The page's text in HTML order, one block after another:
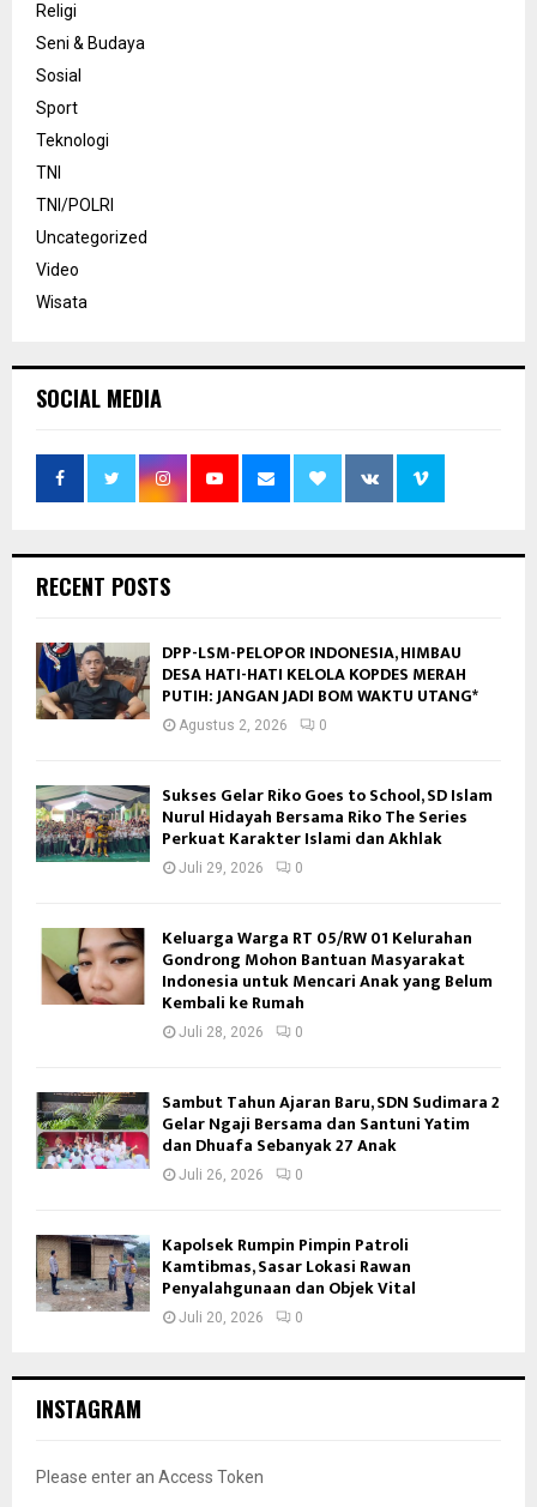
Religi
Seni & Budaya
Sosial
Sport
Teknologi
TNI
TNI/POLRI
Uncategorized
Video
Wisata
SOCIAL MEDIA
RECENT POSTS
DPP-LSM-PELOPOR INDONESIA, HIMBAU
DESA HATI-HATI KELOLA KOPDES MERAH
PUTIH: JANGAN JADI BOM WAKTU UTANG*
Agustus 2, 2026 0
Sukses Gelar Riko Goes to School, SD Islam
Nurul Hidayah Bersama Riko The Series
Perkuat Karakter Islami dan Akhlak
Juli 29, 2026 0
Keluarga Warga RT 05/RW 01 Kelurahan
Gondrong Mohon Bantuan Masyarakat
Indonesia untuk Mencari Anak yang Belum
Kembali ke Rumah
Juli 28, 2026 0
Sambut Tahun Ajaran Baru, SDN Sudimara 2
Gelar Ngaji Bersama dan Santuni Yatim
dan Dhuafa Sebanyak 27 Anak
Juli 26, 2026 0
Kapolsek Rumpin Pimpin Patroli
Kamtibmas, Sasar Lokasi Rawan
Penyalahgunaan dan Objek Vital
Juli 20, 2026 0
INSTAGRAM
Please enter an Access Token